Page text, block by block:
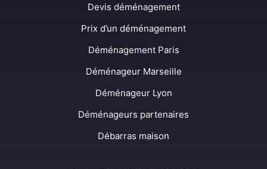
Devis déménagement
Prix d’un déménagement
Déménagement Paris
Déménageur Marseille
Déménageur Lyon
Déménageurs partenaires
Débarras maison